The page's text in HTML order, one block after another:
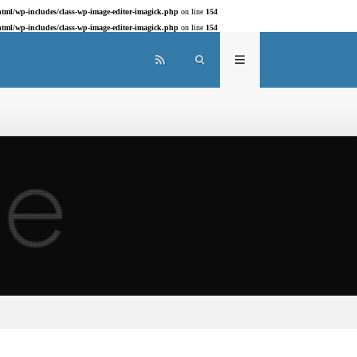
wp-includes/class-wp-image-editor-imagick.php on line 154
wp-includes/class-wp-image-editor-imagick.php on line 154